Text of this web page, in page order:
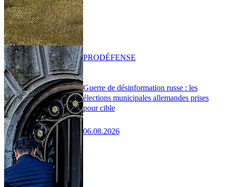
Guerre de désinformation russe : les
élections municipales allemandes prises
pour cible
06.08.2026
PRODÉFENSE